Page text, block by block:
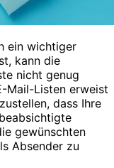
ein wichtiger
kann die
nicht genug
Mail-Listen erweist
dass Ihre
gewünschten
Absender zu